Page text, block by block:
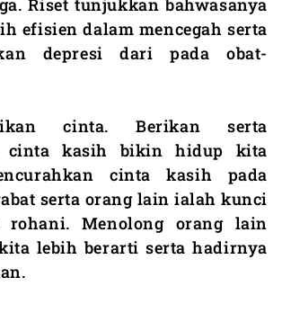
Riset tunjukkan bahwasanya
efisien dalam mencegah serta
depresi dari pada obat-
cinta. Berikan serta
cinta kasih bikin hidup kita
cinta kasih pada
serta orang lain ialah kunci
rohani. Menolong orang lain
lebih berarti serta hadirnya